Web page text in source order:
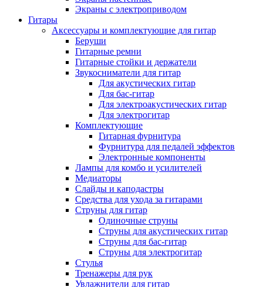
Экраны с электроприводом
Гитары
Аксессуары и комплектующие для гитар
Беруши
Гитарные ремни
Гитарные стойки и держатели
Звукосниматели для гитар
Для акустических гитар
Для бас-гитар
Для электроакустических гитар
Для электрогитар
Комплектующие
Гитарная фурнитура
Фурнитура для педалей эффектов
Электронные компоненты
Лампы для комбо и усилителей
Медиаторы
Слайды и каподастры
Средства для ухода за гитарами
Струны для гитар
Одиночные струны
Струны для акустических гитар
Струны для бас-гитар
Струны для электрогитар
Стулья
Тренажеры для рук
Увлажнители для гитар